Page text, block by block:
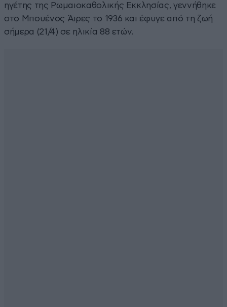
ηγέτης της Ρωμαιοκαθολικής Εκκλησίας, γεννήθηκε
στο Μπουένος Άιρες το 1936 και έφυγε από τη ζωή
σήμερα (21/4) σε ηλικία 88 ετών.